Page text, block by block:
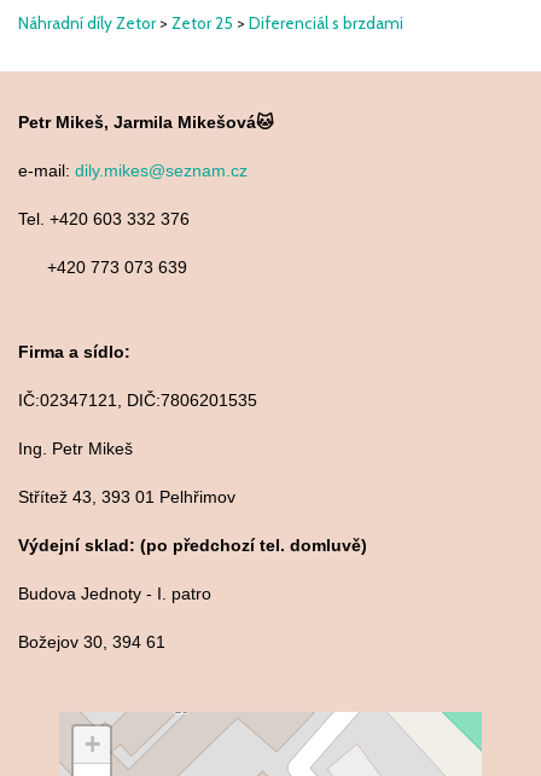
Náhradní díly Zetor> Zetor 25 > Diferenciál s brzdami
Petr Mikeš, Jarmila Mikešová🐱
e-mail: dily.mikes@seznam.cz
Tel. +420 603 332 376
+420 773 073 639
Firma a sídlo:
IČ:02347121, DIČ:7806201535
Ing. Petr Mikeš
Střítež 43, 393 01 Pelhřimov
Výdejní sklad: (po předchozí tel. domluvě)
Budova Jednoty - I. patro
Božejov 30, 394 61